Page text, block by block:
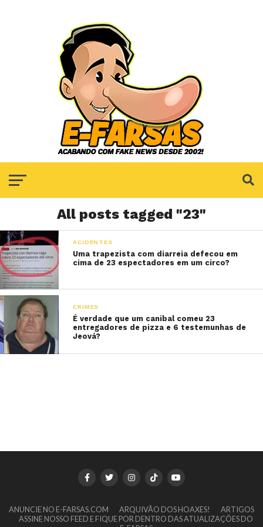
All posts tagged "23"
ACIDENTES
Uma trapezista com diarreia defecou em
cima de 23 espectadores em um circo?
CRIMES
É verdade que um canibal comeu 23
entregadores de pizza e 6 testemunhas de
Jeová?
ANUNCIE NO E-FARSAS.COM ARQUIVÃO DOS HOAXES!
ARTIGOS
ASSINE NOSSO FEED E FIQUE POR DENTRO DAS ATUALIZAÇÕES DO